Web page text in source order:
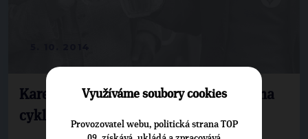
Karel Schwarzenberg se v Plzni projel na
cyklobaru a zašel na koncert i na pivo
Využíváme soubory cookies
Provozovatel webu, politická strana TOP